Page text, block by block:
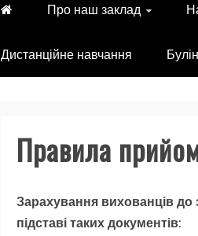
Про наш заклад
Дистанційне навчання
Правила
Зарахування вихованців
підставі таких документів: